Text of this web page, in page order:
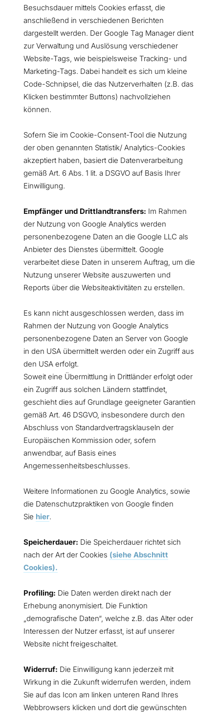
Besuchsdauer mittels Cookies erfasst, die
anschließend in verschiedenen Berichten
dargestellt werden. Der Google Tag Manager dient
zur Verwaltung und Auslösung verschiedener
Website-Tags, wie beispielsweise Tracking- und
Marketing-Tags. Dabei handelt es sich um kleine
Code-Schnipsel, die das Nutzerverhalten (z.B. das
Klicken bestimmter Buttons) nachvollziehen
können.
Sofern Sie im Cookie-Consent-Tool die Nutzung
der oben genannten Statistik/ Analytics-Cookies
akzeptiert haben, basiert die Datenverarbeitung
gemäß Art. 6 Abs. 1 lit. a DSGVO auf Basis Ihrer
Einwilligung.
Empfänger und Drittlandtransfers: Im Rahmen
der Nutzung von Google Analytics werden
personenbezogene Daten an die Google LLC als
Anbieter des Dienstes übermittelt. Google
verarbeitet diese Daten in unserem Auftrag, um die
Nutzung unserer Website auszuwerten und
Reports über die Websiteaktivitäten zu erstellen.
Es kann nicht ausgeschlossen werden, dass im
Rahmen der Nutzung von Google Analytics
personenbezogene Daten an Server von Google
in den USA übermittelt werden oder ein Zugriff aus
den USA erfolgt.
Soweit eine Übermittlung in Drittländer erfolgt oder
ein Zugriff aus solchen Ländern stattfindet,
geschieht dies auf Grundlage geeigneter Garantien
gemäß Art. 46 DSGVO, insbesondere durch den
Abschluss von Standardvertragsklauseln der
Europäischen Kommission oder, sofern
anwendbar, auf Basis eines
Angemessenheitsbeschlusses.
Weitere Informationen zu Google Analytics, sowie
die Datenschutzpraktiken von Google finden
Sie hier.
Speicherdauer: Die Speicherdauer richtet sich
nach der Art der Cookies (siehe Abschnitt
Cookies).
Profiling: Die Daten werden direkt nach der
Erhebung anonymisiert. Die Funktion
„demografische Daten“, welche z.B. das Alter oder
Interessen der Nutzer erfasst, ist auf unserer
Website nicht freigeschaltet.
Widerruf: Die Einwilligung kann jederzeit mit
Wirkung in die Zukunft widerrufen werden, indem
Sie auf das Icon am linken unteren Rand Ihres
Webbrowsers klicken und dort die gewünschten